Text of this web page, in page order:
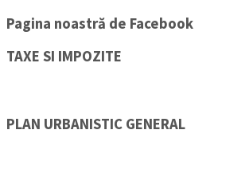
Pagina noastră de Facebook
TAXE SI IMPOZITE
PLAN URBANISTIC GENERAL